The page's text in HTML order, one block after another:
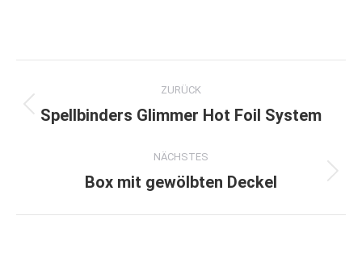
Kommentarnavigation
ZURÜCK
Vorheriger
Spellbinders Glimmer Hot Foil System
NÄCHSTES
Nächster
Box mit gewölbten Deckel